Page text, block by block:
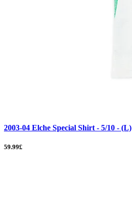
2003-04 Elche Special Shirt - 5/10 - (L)
59.99£